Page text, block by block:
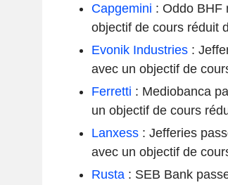
Capgemini : Oddo BHF
objectif de cours réduit
Evonik Industries:
avec un objectif de
Ferretti : Mediobanca
un objectif de cours
Lanxess: Jefferies
avec un objectif de
Rusta: SEB Bank